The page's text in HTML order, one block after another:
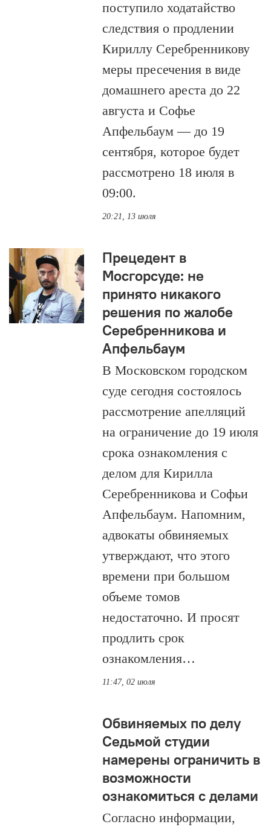
поступило ходатайство
следствия о продлении
Кириллу Серебренникову
меры пресечения в виде
домашнего ареста до 22
августа и Софье
Апфельбаум — до 19
сентября, которое будет
рассмотрено 18 июля в
09:00.
20:21, 13 июля
Прецедент в
Мосгорсуде: не
принято никакого
решения по жалобе
Серебренникова и
Апфельбаум
В Московском городском
суде сегодня состоялось
рассмотрение апелляций
на ограничение до 19 июля
срока ознакомления с
делом для Кирилла
Серебренникова и Софьи
Апфельбаум. Напомним,
адвокаты обвиняемых
утверждают, что этого
времени при большом
объеме томов
недостаточно. И просят
продлить срок
ознакомления…
11:47, 02 июля
Обвиняемых по делу
Седьмой студии
намерены ограничить в
возможности
ознакомиться с делами
Согласно информации,